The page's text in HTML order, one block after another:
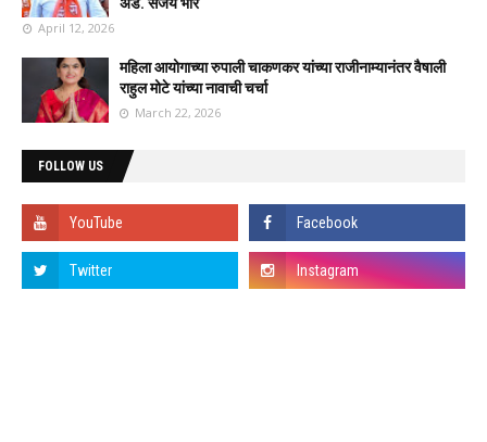
April 12, 2026
महिला आयोगाच्या रुपाली चाकणकर यांच्या राजीनाम्यानंतर वैषाली
राहुल मोटे यांच्या नावाची चर्चा
March 22, 2026
FOLLOW US